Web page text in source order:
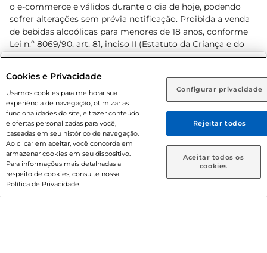
Rio de Janeiro (RJ) Goiás (GO)
Ou
Caso queira comprar online, informe como deseja receber
suas compras:
Entrega em casa Retire em Loja
o e-commerce e válidos durante o dia de hoje, podendo
sofrer alterações sem prévia notificação. Proibida a venda
de bebidas alcoólicas para menores de 18 anos, conforme
Lei n.º 8069/90, art. 81, inciso II (Estatuto da Criança e do
Adolescente). Preços e condições exclusivos para o
prévio. O valor mínimo para as compras on-line é de R$
80,00.
© 2026 Copyright. Todos os direitos
reservados Prezunic.
Cookies e Privacidade
Usamos cookies para melhorar sua
experiência de navegação, otimizar as
funcionalidades do site, e trazer conteúdo
e ofertas personalizadas para você,
baseadas em seu histórico de navegação.
Ao clicar em aceitar, você concorda em
armazenar cookies em seu dispositivo.
Para informações mais detalhadas a
respeito de cookies, consulte nossa
Política de Privacidade.
Configurar privacidade
Rejeitar todos
Aceitar todos os
cookies